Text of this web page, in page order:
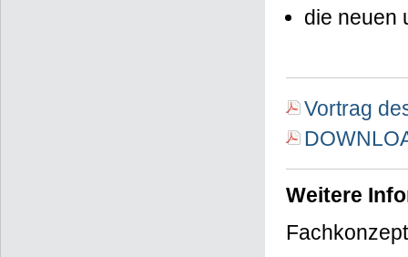
die neuen
Vortrag
Weitere
Fachkonzept